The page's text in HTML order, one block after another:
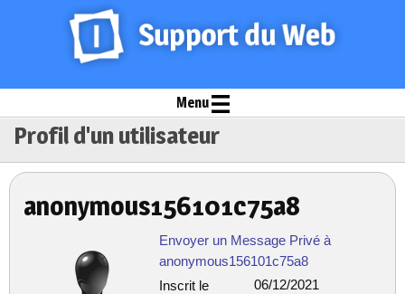
Menu
Profil d'un utilisateur
anonymous156101c75a8
Envoyer un Message Privé à
anonymous156101c75a8
Inscrit le
06/12/2021